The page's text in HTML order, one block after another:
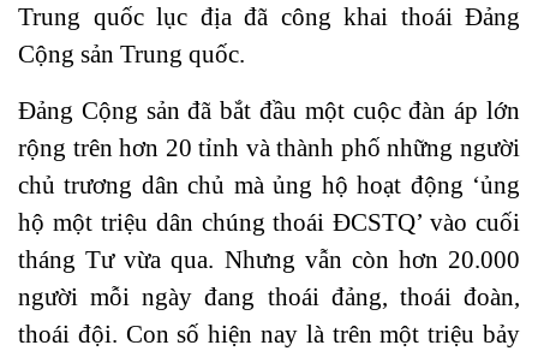
Trung quốc lục địa đã công khai thoái Đảng
Cộng sản Trung quốc.
Đảng Cộng sản đã bắt đầu một cuộc đàn áp lớn
rộng trên hơn 20 tỉnh và thành phố những người
chủ trương dân chủ mà ủng hộ hoạt động ‘ủng
hộ một triệu dân chúng thoái ĐCSTQ’ vào cuối
tháng Tư vừa qua. Nhưng vẫn còn hơn 20.000
người mỗi ngày đang thoái đảng, thoái đoàn,
thoái đội. Con số hiện nay là trên một triệu bảy